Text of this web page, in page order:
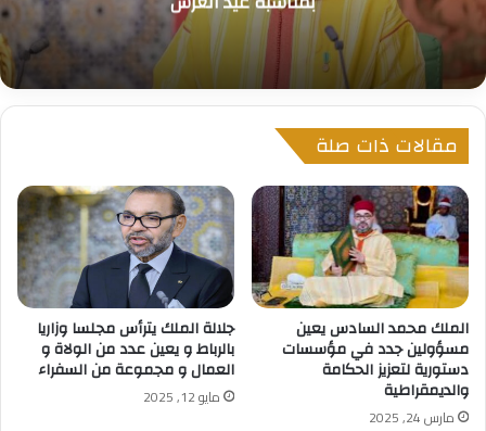
مقالات ذات صلة
الملك محمد السادس يعين
مسؤولين جدد في مؤسسات
دستورية لتعزيز الحكامة
والديمقراطية
مارس 24, 2025
جلالة الملك يترأس مجلسا وزاريا
بالرباط و يعين عدد من الولاة و
العمال و مجموعة من السفراء
مايو 12, 2025